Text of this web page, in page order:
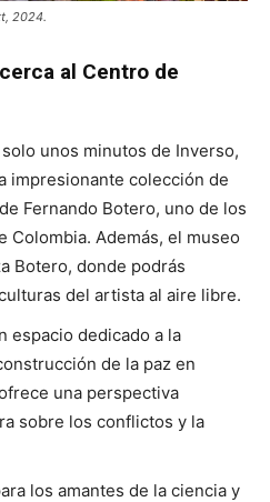
2024.
al Centro de
solo unos minutos de Inverso,
impresionante colección de
Fernando Botero, uno de los
Colombia. Además, el museo
Botero, donde podrás
del artista al aire libre.
espacio dedicado a la
de la paz en
una perspectiva
sobre los conflictos y la
los amantes de la ciencia y